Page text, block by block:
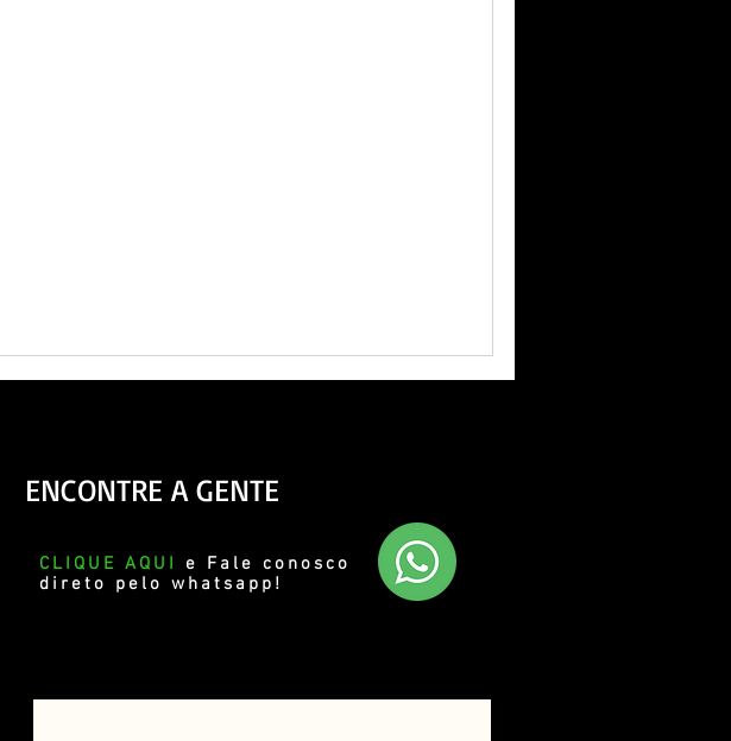
ENCONTRE A GENTE
CLIQUE AQUI e Fale conosco
direto pelo whatsapp!